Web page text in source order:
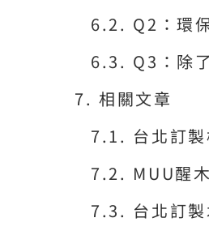
Q2：環
Q3：除
相關文章
台北訂
MUU醒
台北訂